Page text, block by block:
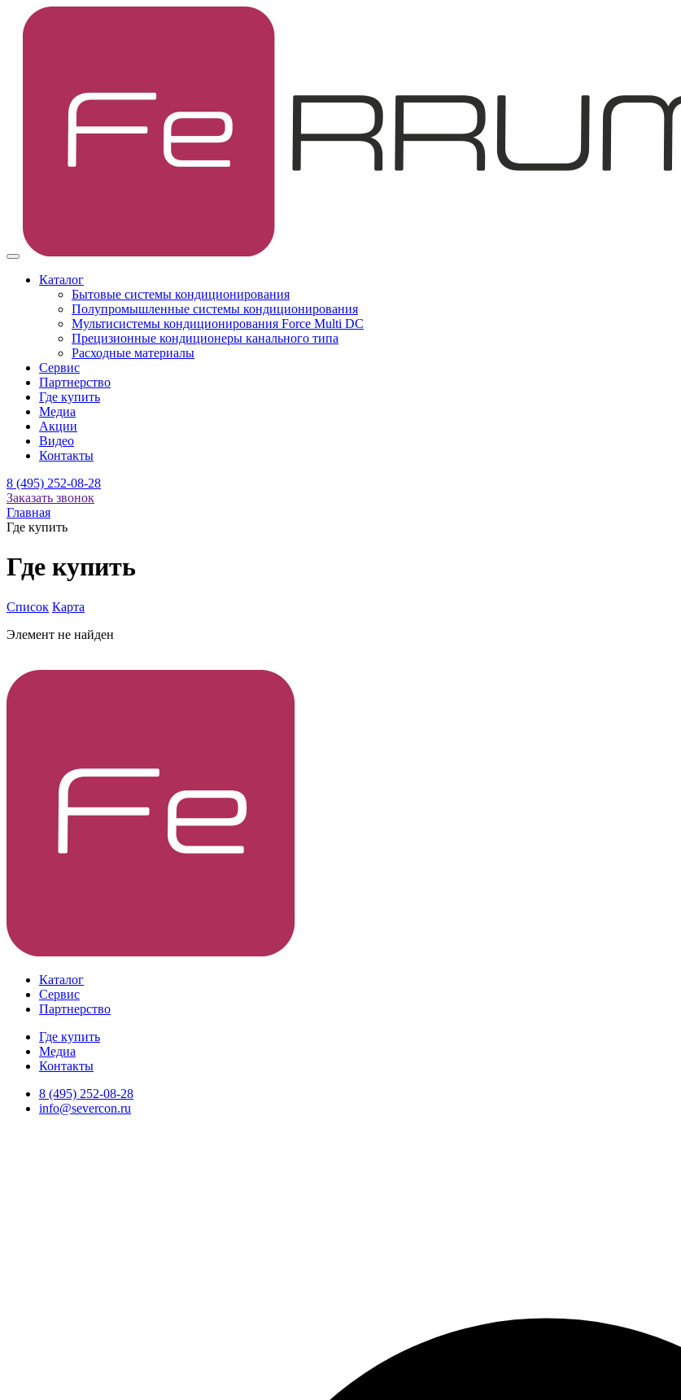
Каталог
Бытовые системы кондиционирования
Полупромышленные системы кондиционирования
Мультисистемы кондиционирования Force Multi DC
Прецизионные кондиционеры канального типа
Расходные материалы
Сервис
Партнерство
Где купить
Медиа
Акции
Видео
Контакты
8 (495) 252-08-28
Заказать звонок
Главная
Где купить
Где купить
Список Карта
Элемент не найден
Каталог
Сервис
Партнерство
Где купить
Медиа
Контакты
8 (495) 252-08-28
info@severcon.ru